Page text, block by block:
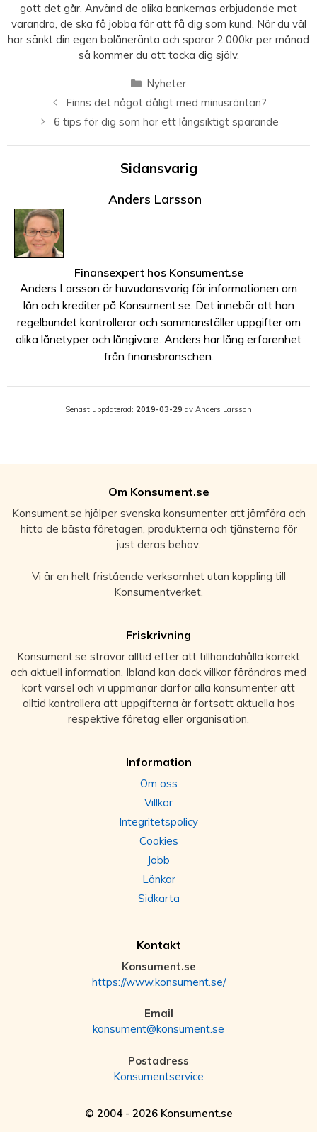
gott det går. Använd de olika bankernas erbjudande mot
varandra, de ska få jobba för att få dig som kund. När du väl
har sänkt din egen bolåneränta och sparar 2.000kr per månad
så kommer du att tacka dig själv.
Kategorier
Nyheter
Finns det något dåligt med minusräntan?
6 tips för dig som har ett långsiktigt sparande
Sidansvarig
Anders Larsson
Finansexperthos Konsument.se
Anders Larsson är huvudansvarig för informationen om
lån och krediter på Konsument.se. Det innebär att han
regelbundet kontrollerar och sammanställer uppgifter om
olika lånetyper och långivare. Anders har lång erfarenhet
från finansbranschen.
Senast uppdaterad: 2019-03-29 av Anders Larsson
Om Konsument.se
Konsument.se hjälper svenska konsumenter att jämföra och
hitta de bästa företagen, produkterna och tjänsterna för
just deras behov.
Vi är en helt fristående verksamhet utan koppling till
Konsumentverket.
Friskrivning
Konsument.se strävar alltid efter att tillhandahålla korrekt
och aktuell information. Ibland kan dock villkor förändras med
kort varsel och vi uppmanar därför alla konsumenter att
alltid kontrollera att uppgifterna är fortsatt aktuella hos
respektive företag eller organisation.
Information
Om oss
Villkor
Integritetspolicy
Cookies
Jobb
Länkar
Sidkarta
Kontakt
Konsument.se
https://www.konsument.se/
Email
konsument@konsument.se
Postadress
Konsumentservice
© 2004 - 2026 Konsument.se